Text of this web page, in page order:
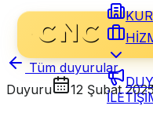
Tüm duyurular
Duyuru
12 Şubat